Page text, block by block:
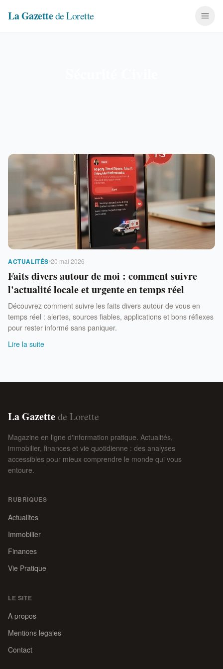
La Gazettede Lorette
ACTUALITÉS 20 mai 2026
Faits divers autour de moi : comment suivre
l'actualité locale et urgente en temps réel
Découvrez comment suivre les faits divers autour de vous en
temps réel : alertes, sources fiables, applications et bons réflexes
pour rester informé sans paniquer.
Lire la suite
La Gazettede Lorette
Magazine en ligne d'information pratique. Actualités,
immobilier, finances et vie quotidienne : des analyses
accessibles pour mieux comprendre le monde qui vous
entoure.
RUBRIQUES
Actualites
Immobilier
Finances
Vie Pratique
LE SITE
A propos
Mentions legales
Contact